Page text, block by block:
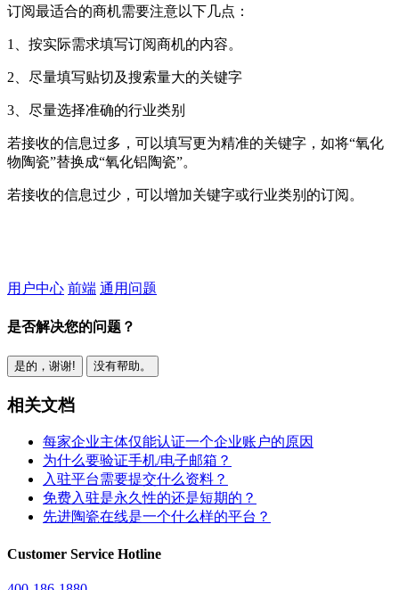
订阅最适合的商机需要注意以下几点：
1、按实际需求填写订阅商机的内容。
2、尽量填写贴切及搜索量大的关键字
3、尽量选择准确的行业类别
若接收的信息过多，可以填写更为精准的关键字，如将“氧化
物陶瓷”替换成“氧化铝陶瓷”。
若接收的信息过少，可以增加关键字或行业类别的订阅。
用户中心 前端 通用问题
是否解决您的问题？
是的，谢谢! 没有帮助。
相关文档
每家企业主体仅能认证一个企业账户的原因
为什么要验证手机/电子邮箱？
入驻平台需要提交什么资料？
免费入驻是永久性的还是短期的？
先进陶瓷在线是一个什么样的平台？
Customer Service Hotline